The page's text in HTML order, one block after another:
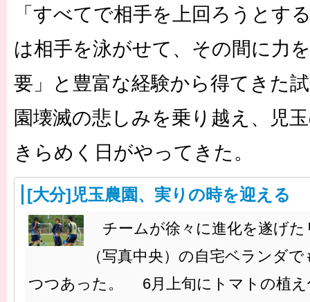
「すべてで相手を上回ろうとす
は相手を泳がせて、その間に力
要」と豊富な経験から得てきた
園壊滅の悲しみを乗り越え、児
きらめく日がやってきた。
[大分]児玉農園、実りの時を迎える
チームが徐々に進化を遂げた
（写真中央）の自宅ベランダ
つつあった。 6月上旬にトマトの植え